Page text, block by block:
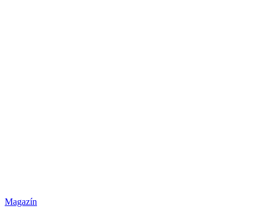
Magazín